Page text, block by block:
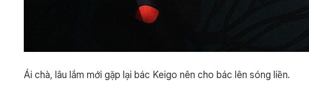
Ái chà, lâu lắm mới gặp lại bác Keigo nên cho bác lên sóng liền.